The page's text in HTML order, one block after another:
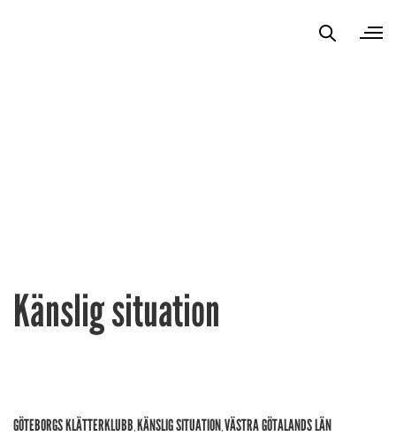
Känslig situation
GÖTEBORGS KLÄTTERKLUBB,KÄNSLIG SITUATION,VÄSTRA GÖTALANDS LÄN